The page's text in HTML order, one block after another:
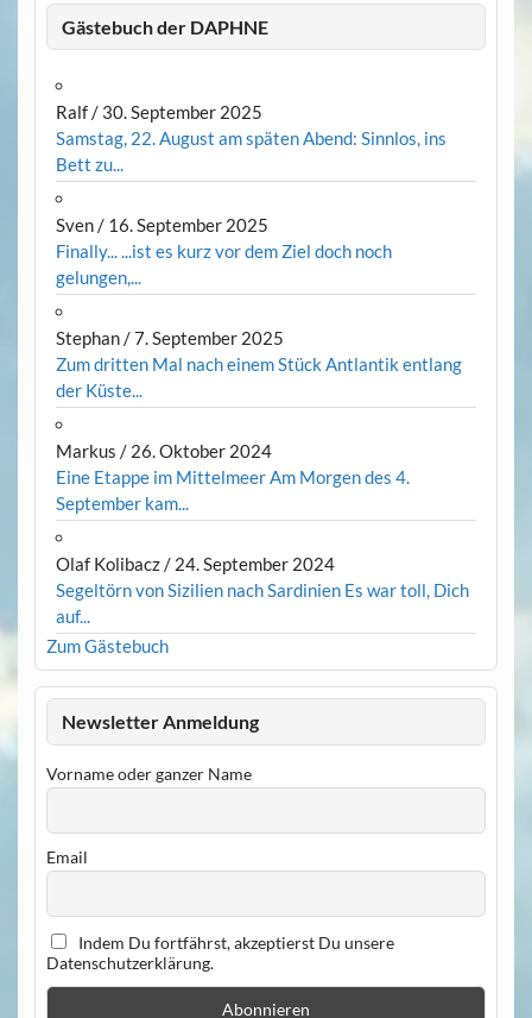
Gästebuch der DAPHNE
Ralf/ 30. September 2025
Samstag, 22. August am späten Abend: Sinnlos, ins
Bett zu...
Sven/ 16. September 2025
Finally... ...ist es kurz vor dem Ziel doch noch
gelungen,...
Stephan/7. September 2025
Zum dritten Mal nach einem Stück Antlantik entlang
der Küste...
Markus / 26. Oktober 2024
Eine Etappe im Mittelmeer Am Morgen des 4.
September kam...
Olaf Kolibacz/ 24. September 2024
Segeltörn von Sizilien nach Sardinien Es war toll, Dich
auf...
Zum Gästebuch
Newsletter Anmeldung
Vorname oder ganzer Name
Email
Indem Du fortfährst, akzeptierst Du unsere
Datenschutzerklärung.